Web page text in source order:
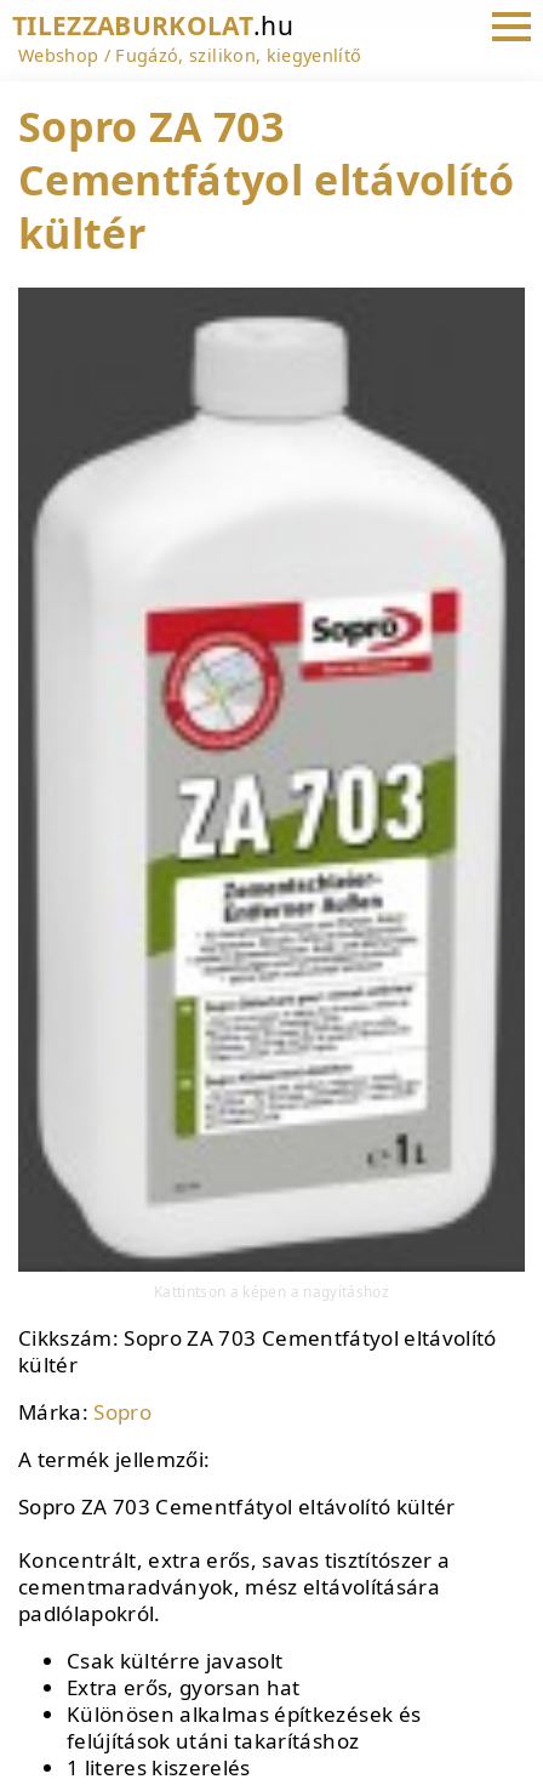
TILEZZABURKOLAT.hu
Webshop Fugázó, szilikon, kiegyenlítő
Sopro ZA 703
Cementfátyol eltávolító
kültér
Kattintson a képen a nagyításhoz
Cikkszám:Sopro ZA 703 Cementfátyol eltávolító
kültér
Márka:Sopro
A termék jellemzői:
Sopro ZA 703 Cementfátyol eltávolító kültér
Koncentrált, extra erős, savas tisztítószer a
cementmaradványok, mész eltávolítására
padlólapokról.
Csak kültérre javasolt
Extra erős, gyorsan hat
Különösen alkalmas építkezések és
felújítások utáni takarításhoz
1 literes kiszerelés